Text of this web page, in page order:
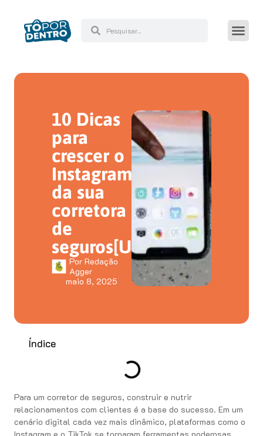
10 Dicas
para
crescer o
Instagram
da sua
corretora
de
seguros[UPDATED]
Por Redação
Agger
maio 8, 2025
Índice
Para um corretor de seguros, construir e nutrir
relacionamentos com clientes é a base do sucesso. Em um
cenário digital cada vez mais dinâmico, plataformas como o